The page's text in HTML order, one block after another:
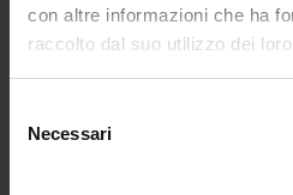
con altre informazioni che ha
raccolto dal suo utilizzo dei
delNecessari
daRedazione|Mar 30, 2016
Uncategorized
città di Milano accoglie